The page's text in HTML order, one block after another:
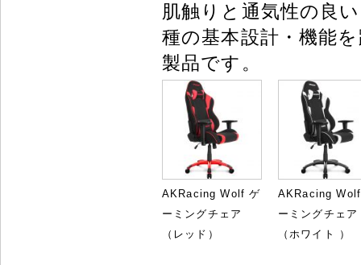
肌触りと通気性の良
種の基本設計・機能
製品です。
AKRacing Wolf ゲ
ーミングチェア
（レッド）
AKRacing
ーミングチェア
（ホワイト ）